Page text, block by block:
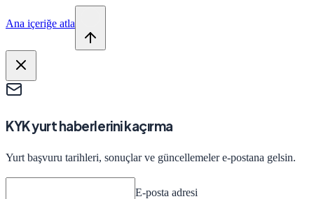
Ana içeriğe atla
KYK yurt haberlerini kaçırma
Yurt başvuru tarihleri, sonuçlar ve güncellemeler e-postana gelsin.
E-posta adresi